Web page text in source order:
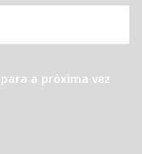
a próxima vez